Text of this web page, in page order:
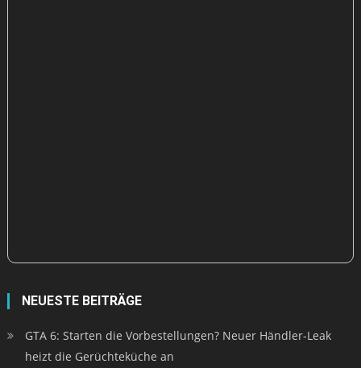
NEUESTE BEITRÄGE
GTA 6: Starten die Vorbestellungen? Neuer Händler-Leak
heizt die Gerüchteküche an